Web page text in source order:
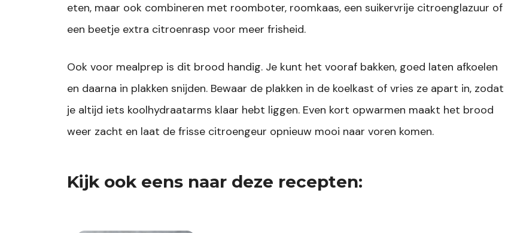
eten, maar ook combineren met roomboter, roomkaas, een suikervrije citroenglazuur of
een beetje extra citroenrasp voor meer frisheid.
Ook voor mealprep is dit brood handig. Je kunt het vooraf bakken, goed laten afkoelen
en daarna in plakken snijden. Bewaar de plakken in de koelkast of vries ze apart in, zodat
je altijd iets koolhydraatarms klaar hebt liggen. Even kort opwarmen maakt het brood
weer zacht en laat de frisse citroengeur opnieuw mooi naar voren komen.
Kijk ook eens naar deze recepten: